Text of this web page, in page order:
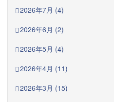
2026年7月 (4)
2026年6月 (2)
2026年5月 (4)
2026年4月 (11)
2026年3月 (15)